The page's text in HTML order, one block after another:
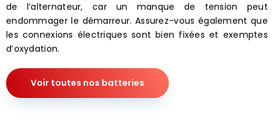
de l’alternateur, car un manque de tension peut
endommager le démarreur. Assurez-vous également que
les connexions électriques sont bien fixées et exemptes
d’oxydation.
Voir toutes nos batteries